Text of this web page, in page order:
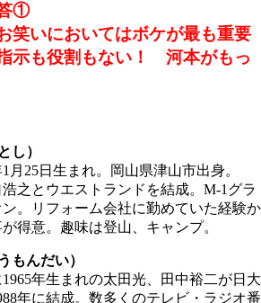
①
笑いにおいてはボケが最も重要
示も役割もない！ 河本がもっ
し）
月25日生まれ。岡山県津山市出身。
之とウエストランドを結成。M-1グラ
ン。リフォーム会社に勤めていた経験か
得意。趣味は登山、キャンプ。
もんだい）
年生まれの太田光、田中裕二が日大
年に結成。数多くのテレビ・ラジオ番